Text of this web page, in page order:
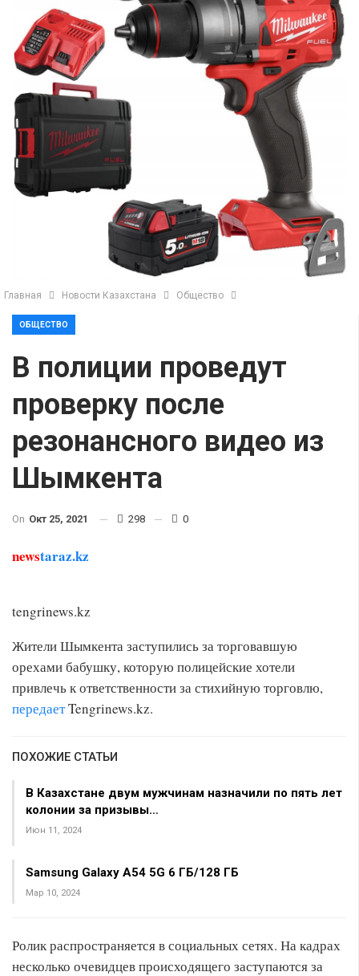
Главная Новости Казахстана Общество
ОБЩЕСТВО
В полиции проведут
проверку после
резонансного видео из
Шымкента
On Окт 25, 2021 298 0
newstaraz.kz
tengrinews.kz
Жители Шымкента заступились за торговавшую
орехами бабушку, которую полицейские хотели
привлечь к ответственности за стихийную торговлю,
передаетTengrinews.kz.
ПОХОЖИЕ СТАТЬИ
В Казахстане двум мужчинам назначили по пять лет
колонии за призывы…
Июн 11, 2024
Samsung Galaxy A54 5G 6 ГБ/128 ГБ
Мар 10, 2024
Ролик распространяется в социальных сетях. На кадрах
несколько очевидцев происходящего заступаются за